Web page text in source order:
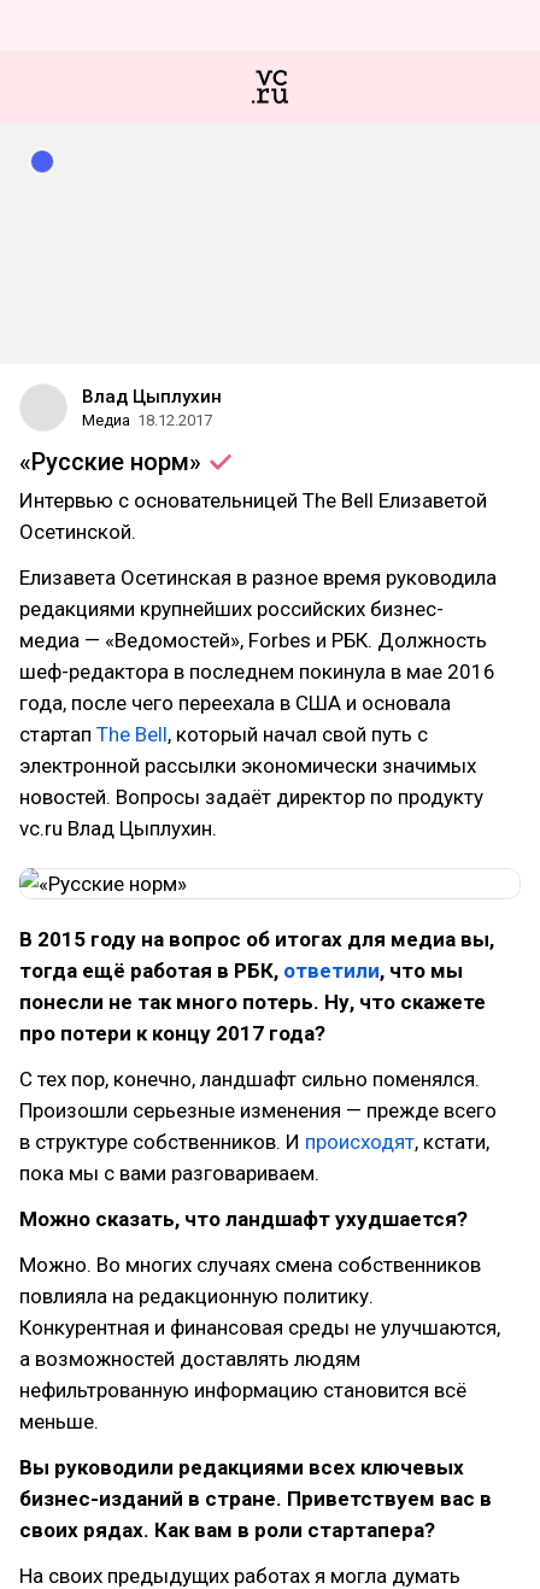
Влад Цыплухин
Медиа 18.12.2017
«Русские норм»
Интервью с основательницей The Bell Елизаветой
Осетинской.
Елизавета Осетинская в разное время руководила
редакциями крупнейших российских бизнес-
медиа — «Ведомостей», Forbes и РБК. Должность
шеф-редактора в последнем покинула в мае 2016
года, после чего переехала в США и основала
стартап The Bell, который начал свой путь с
электронной рассылки экономически значимых
новостей. Вопросы задаёт директор по продукту
vc.ru Влад Цыплухин.
В 2015 году на вопрос об итогах для медиа вы,
тогда ещё работая в РБК, ответили, что мы
понесли не так много потерь. Ну, что скажете
про потери к концу 2017 года?
С тех пор, конечно, ландшафт сильно поменялся.
Произошли серьезные изменения — прежде всего
в структуре собственников. И происходят, кстати,
пока мы с вами разговариваем.
Можно сказать, что ландшафт ухудшается?
Можно. Во многих случаях смена собственников
повлияла на редакционную политику.
Конкурентная и финансовая среды не улучшаются,
а возможностей доставлять людям
нефильтрованную информацию становится всё
меньше.
Вы руководили редакциями всех ключевых
бизнес-изданий в стране. Приветствуем вас в
своих рядах. Как вам в роли стартапера?
На своих предыдущих работах я могла думать